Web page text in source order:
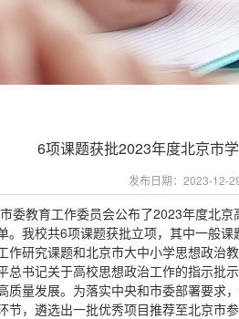
6项课题获批2023年度北京市
发布日期：2023-12-
委教育工作委员会公布了2023年度北
。我校共6项课题获批立项，其中一般课
作研究课题和北京市大中小学思想政治
总书记关于高校思想政治工作的指示批
质量发展。为落实中央和市委部署要求
节，遴选出一批优秀项目推荐至北京市